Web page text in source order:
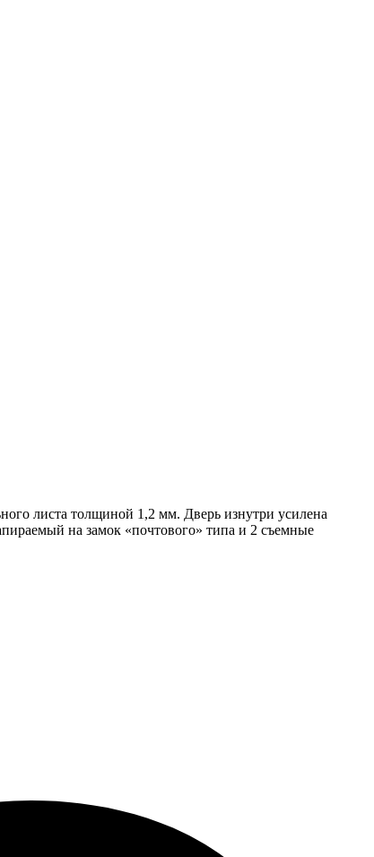
листа толщиной 1,2 мм. Дверь изнутри усилена
на замок «почтового» типа и 2 съемные